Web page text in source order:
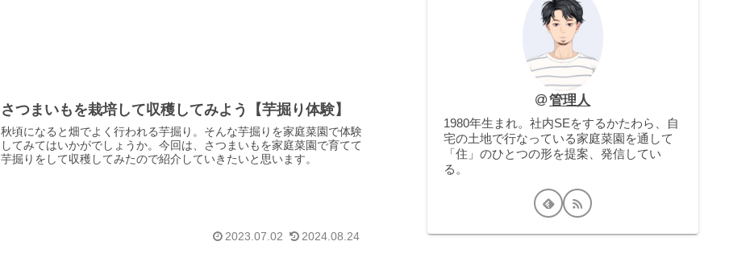
さつまいもを栽培して収穫してみよう【芋掘り体験】
秋頃になると畑でよく行われる芋掘り。そんな芋掘りを家庭菜園で体験
してみてはいかがでしょうか。今回は、さつまいもを家庭菜園で育てて
芋掘りをして収穫してみたので紹介していきたいと思います。
2023.07.02 2024.08.24
管理人
1980年生まれ。社内SEをするかたわら、自
宅の土地で行なっている家庭菜園を通して
「住」のひとつの形を提案、発信してい
る。